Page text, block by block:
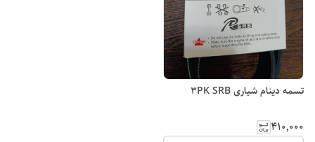
تسمه دینام شیاری 3PK SRB
۴۱۰٬۰۰۰